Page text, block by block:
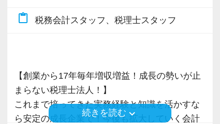
content_paste 税務会計スタッフ、税理士スタッフ
【創業から17年毎年増収増益！成長の勢いが止
まらない税理士法人！】
これまで培ってきた実務経験と知識を活かすな
ら安定の成長企業で！今後も拡大していく会計
続きを読む keyboard_arrow_down